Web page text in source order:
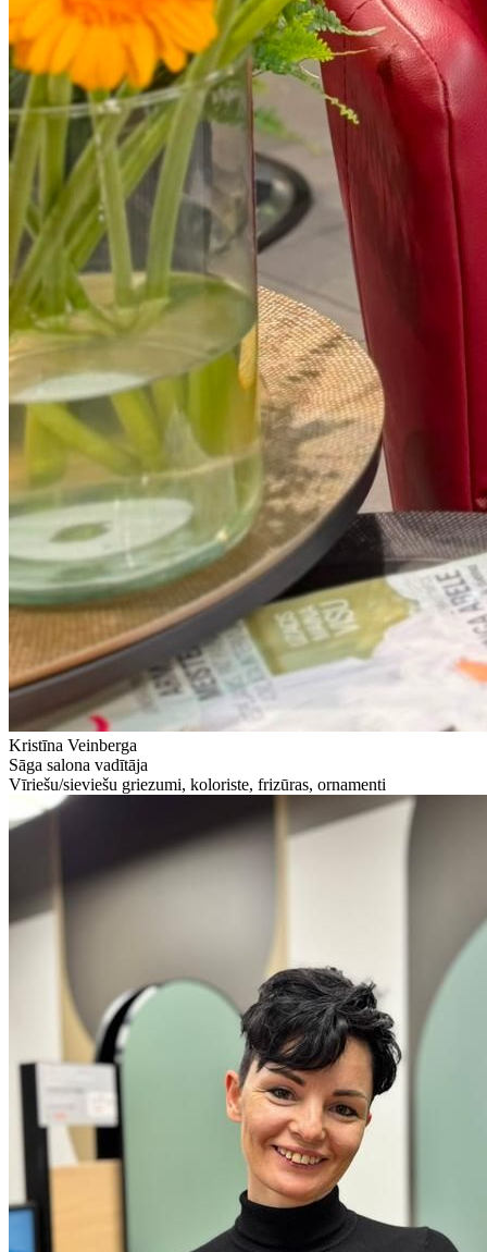
Kristīna Veinberga
Sāga salona vadītāja
Vīriešu/sieviešu griezumi, koloriste, frizūras, ornamenti